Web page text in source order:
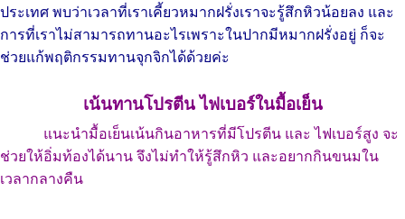
ประเทศ พบว่าเวลาที่เราเคี้ยวหมากฝรั่งเราจะรู้สึกหิวน้อยลง และ
การที่เราไม่สามารถทานอะไรเพราะในปากมีหมากฝรั่งอยู่ ก็จะ
ช่วยแก้พฤติกรรมทานจุกจิกได้ด้วยค่ะ
เน้นทานโปรตีน ไฟเบอร์ในมื้อเย็น
แนะนำมื้อเย็นเน้นกินอาหารที่มีโปรตีน และ ไฟเบอร์สูง จะ
ช่วยให้อิ่มท้องได้นาน จึงไม่ทำให้รู้สึกหิว และอยากกินขนมใน
เวลากลางคืน